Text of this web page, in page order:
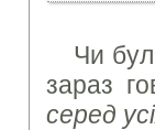
Чи
зараз
серед